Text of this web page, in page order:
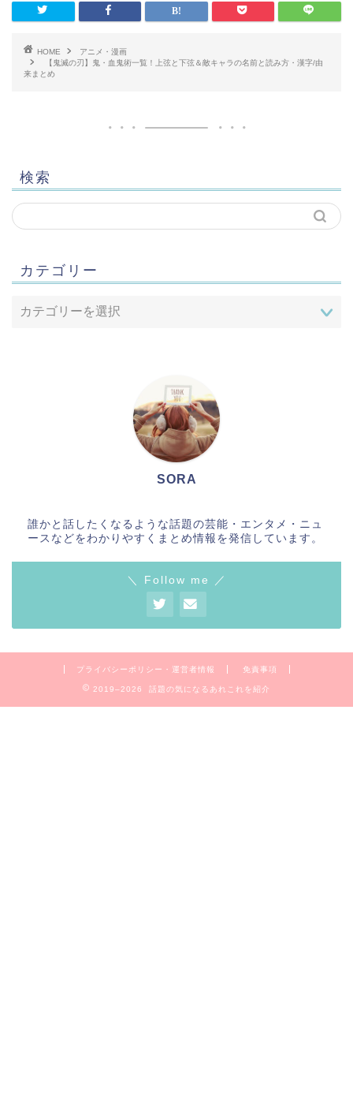
HOME
アニメ・漫画
【鬼滅の刃】鬼・血鬼術一覧！上弦と下弦＆敵キャラの名前と読み方・漢字/由
来まとめ
検索
カテゴリー
SORA
誰かと話したくなるような話題の芸能・エンタメ・ニュ
ースなどをわかりやすくまとめ情報を発信しています。
＼ Follow me ／
プライバシーポリシー・運営者情報 免責事項
2019–2026 話題の気になるあれこれを紹介